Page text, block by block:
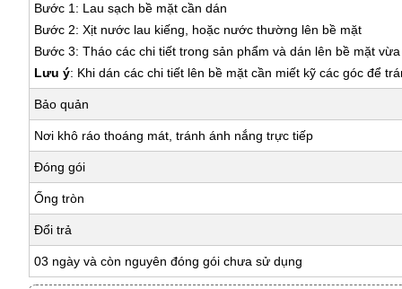
Bước 1: Lau sạch bề mặt cần dán
Bước 2: Xịt nước lau kiếng, hoặc nước thường lên bề mặt
Bước 3: Tháo các chi tiết trong sản phẩm và dán lên bề mặt
Lưu ý: Khi dán các chi tiết lên bề mặt cần miết kỹ các góc để
Bảo quản
Nơi khô ráo thoáng mát, tránh ánh nắng trực tiếp
Đóng gói
Ống tròn
Đổi trả
03 ngày và còn nguyên đóng gói chưa sử dụng